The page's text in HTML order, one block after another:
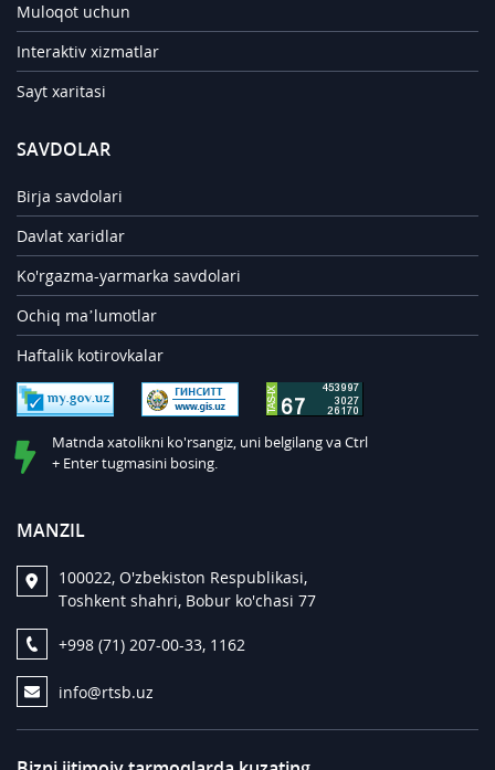
Muloqot uchun
Interaktiv xizmatlar
Sayt xaritasi
SAVDOLAR
Birja savdolari
Davlat xaridlar
Ko'rgazma-yarmarka savdolari
Ochiq ma’lumotlar
Haftalik kotirovkalar
Matnda xatolikni ko'rsangiz, uni belgilang va Ctrl
+ Enter tugmasini bosing.
MANZIL
100022, O'zbekiston Respublikasi,
Toshkent shahri, Bobur ko'chasi 77
+998 (71) 207-00-33, 1162
info@rtsb.uz